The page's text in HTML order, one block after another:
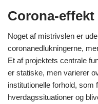
Corona-effekt
Noget af mistrivslen er
coronanedlukningerne,
Et af projektets centrale
er statiske, men varierer
institutionelle forhold, som
hverdagssituationer og